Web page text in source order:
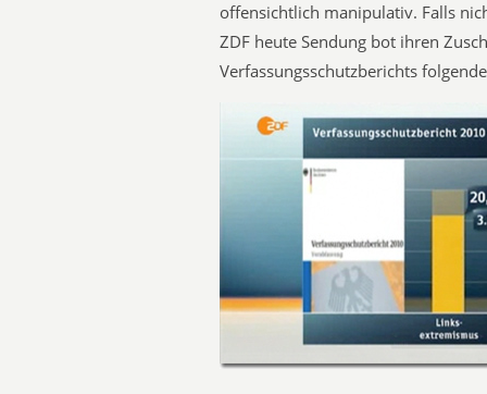
offensichtlich manipulativ. Falls
ZDF heute Sendung bot ihren
Verfassungsschutzberichts